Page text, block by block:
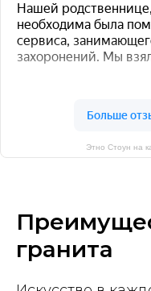
Этно Стоун на
гранита